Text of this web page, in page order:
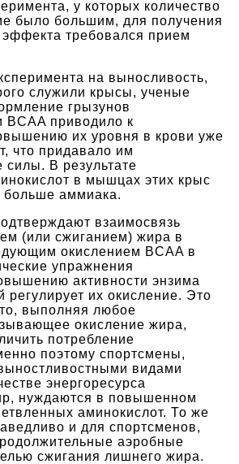
у которых количество
было большим, для получения
эффекта требовался прием
на выносливость,
служили крысы, ученые
грызунов
BCAA приводило к
их уровня в крови уже
что придавало им
силы. В результате
в мышцах этих крыс
больше аммиака.
взаимосвязь
(или сжиганием) жира в
окислением BCAA в
упражнения
активности энзима
регулирует их окисление. Это
выполняя любое
окисление жира,
потребление
поэтому спортсмены,
видами
энергоресурса
нуждаются в повышенном
аминокислот. То же
и для спортсменов,
аэробные
сжигания лишнего жира.